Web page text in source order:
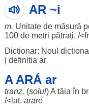
AR ~i
m. Unitatede măsură
100 de metri pătrați. /
Dictionar: Noul
definitia ar
A ARÁ ar
tranz. (solul) A tăia în
/<lat. arare